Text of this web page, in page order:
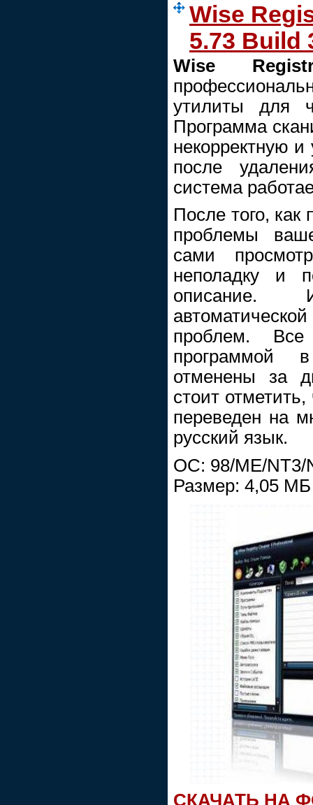
Wise
5.73 Build
Wise
утилиты для
Программа
некорректную
после
система
После того, как
проблемы
сами
неполадку и
описание.
проблем. Все
программой
отменены за
стоит
переведен на
русский язык.
ОС: 98/ME/NT3/
Размер: 4,05 МБ
СКАЧАТЬ НА